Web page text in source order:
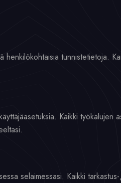
tunnistetietoja.
Kaikki työkalujen
selaimessasi. Kaikki